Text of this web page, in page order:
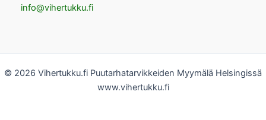
info@vihertukku.fi
© 2026 Vihertukku.fi Puutarhatarvikkeiden Myymälä Helsingissä
www.vihertukku.fi